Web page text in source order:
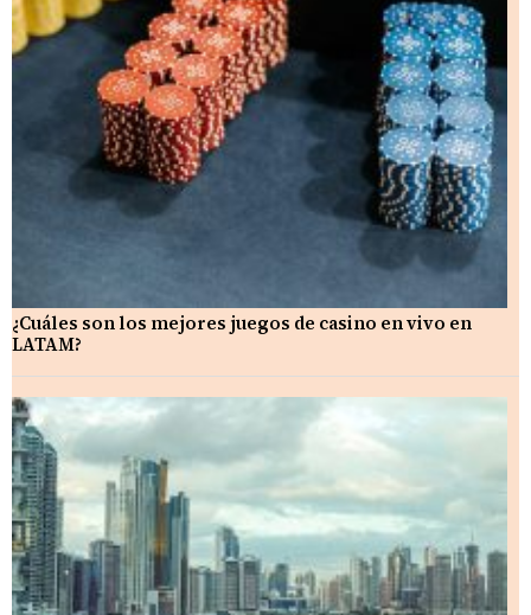
¿Cuáles son los mejores juegos de casino en vivo en
LATAM?